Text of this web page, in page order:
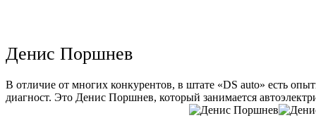
Денис Поршнев
В отличие от многих конкурентов, в штате «DS auto» есть
диагност. Это Денис Поршнев, который занимается